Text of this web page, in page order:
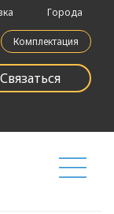
Города
Комплектация
Связаться